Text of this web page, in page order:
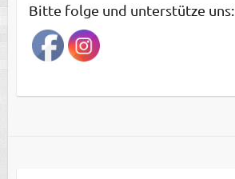
r
a
g
a
Bitte folge und unterstütze uns: